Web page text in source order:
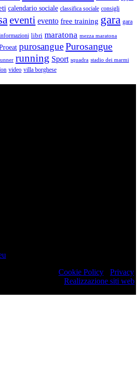
calendario sociale classifica sociale consigli
eventi evento free training gara gara
libri maratona mezza maratona
purosanguePurosangue
running Sport squadra stadio dei marmi
video villa borghese
Cookie Policy
Privacy
Realizzazione siti web